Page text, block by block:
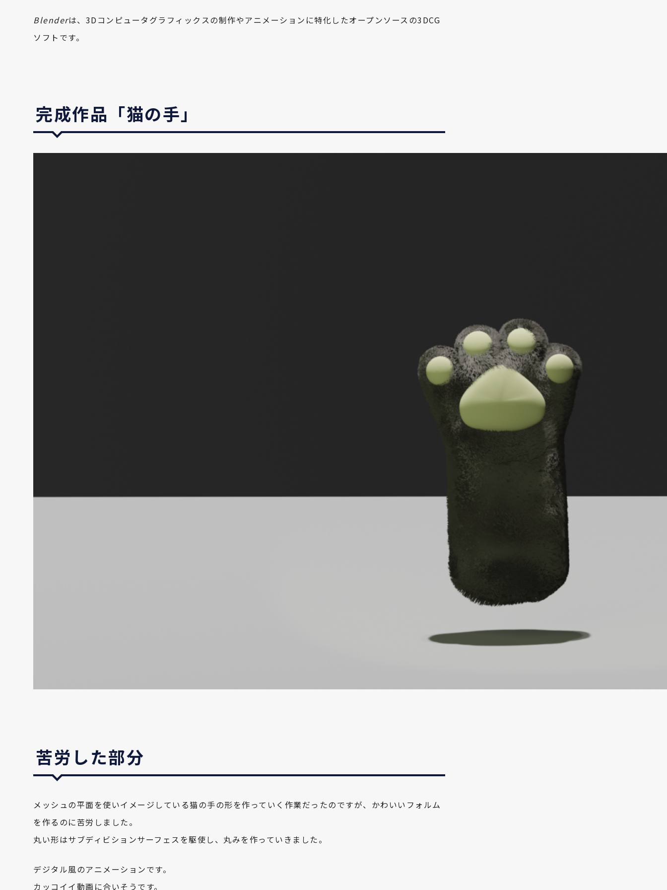
Blenderは、3Dコンピュータグラフィックスの制作やアニメーションに特化したオープンソースの3DCG
ソフトです。
完成作品「猫の手」
苦労した部分
メッシュの平面を使いイメージしている猫の手の形を作っていく作業だったのですが、かわいいフォルム
を作るのに苦労しました。
丸い形はサブディビションサーフェスを駆使し、丸みを作っていきました。
デジタル風のアニメーションです。
カッコイイ動画に合いそうです。